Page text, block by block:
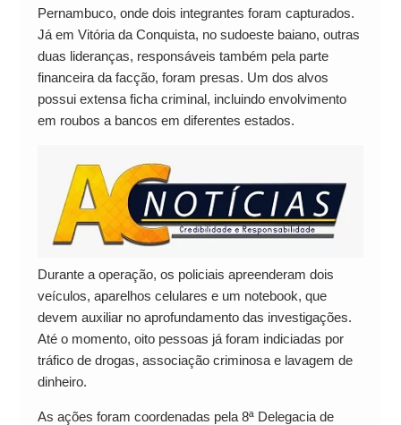
Pernambuco, onde dois integrantes foram capturados.
Já em Vitória da Conquista, no sudoeste baiano, outras
duas lideranças, responsáveis também pela parte
financeira da facção, foram presas. Um dos alvos
possui extensa ficha criminal, incluindo envolvimento
em roubos a bancos em diferentes estados.
Durante a operação, os policiais apreenderam dois
veículos, aparelhos celulares e um notebook, que
devem auxiliar no aprofundamento das investigações.
Até o momento, oito pessoas já foram indiciadas por
tráfico de drogas, associação criminosa e lavagem de
dinheiro.
As ações foram coordenadas pela 8ª Delegacia de